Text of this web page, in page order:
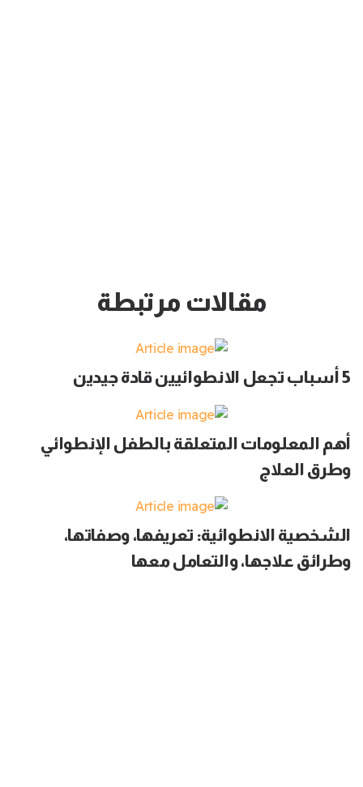
مقالات مرتبطة
5 أسباب تجعل الانطوائيين قادة جيدين
أهم المعلومات المتعلقة بالطفل الإنطوائي
وطرق العلاج
الشخصية الانطوائية: تعريفها، وصفاتها،
وطرائق علاجها، والتعامل معها